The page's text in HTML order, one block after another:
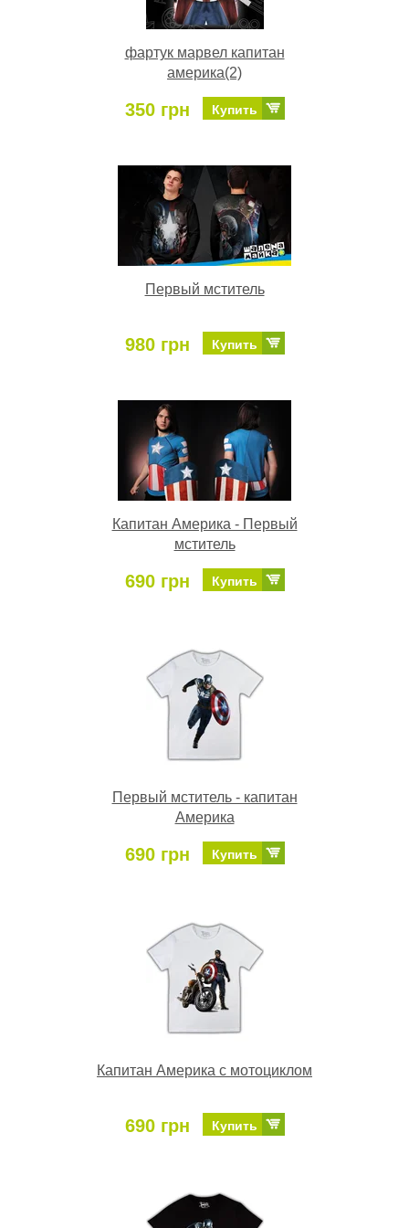
фартук марвел капитан
америка(2)
350 грн Купить
Первый мститель
980 грн Купить
Капитан Америка - Первый
мститель
690 грн Купить
Первый мститель - капитан
Америка
690 грн Купить
Капитан Америка с мотоциклом
690 грн Купить